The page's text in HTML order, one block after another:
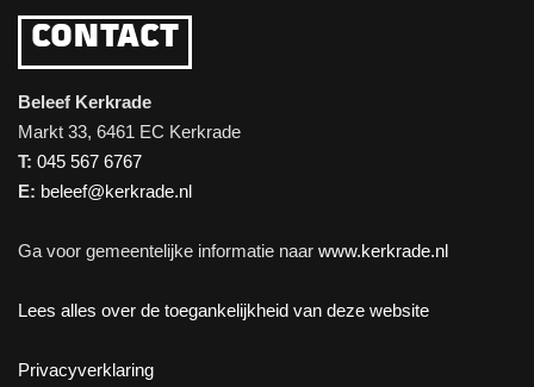
CONTACT
Beleef Kerkrade
Markt 33, 6461 EC Kerkrade
T: 045 567 6767
E: beleef@kerkrade.nl
Ga voor gemeentelijke informatie naar www.kerkrade.nl
Lees alles over de toegankelijkheid van deze website
Privacyverklaring